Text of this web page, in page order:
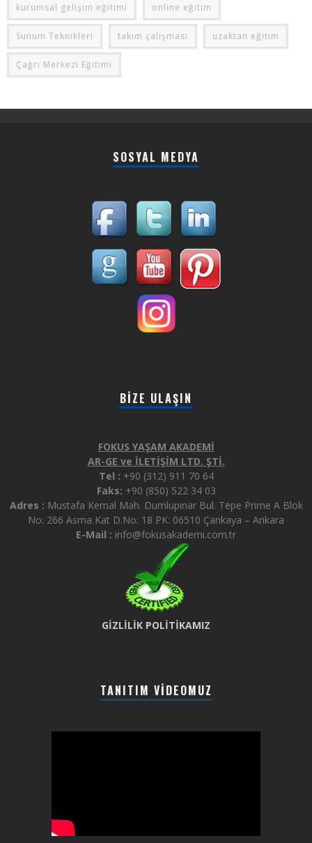
kurumsal gelişim eğitimi online eğitim
Sunum Teknikleri takım çalışması uzaktan eğitim
Çağrı Merkezi Eğitimi
SOSYAL MEDYA
BIZE ULAŞIN
FOKUS YAŞAM AKADEMİ
AR-GE ve İLETİŞİM LTD. ŞTİ.
Tel : +90 (312) 911 70 64
Faks: +90 (850) 522 34 03
Adres : Mustafa Kemal Mah. Dumlupınar Bul. Tepe Prime A Blok
No: 266 Asma Kat D.No: 18 PK: 06510 Çankaya – Ankara
E-Mail : info@fokusakademi.com.tr
GİZLİLİK POLİTİKAMIZ
TANITIM VIDEOMUZ